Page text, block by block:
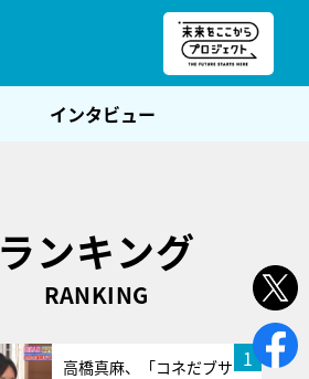
インタビュー
ランキング
RANKING
1
高橋真麻、「コネだブサ